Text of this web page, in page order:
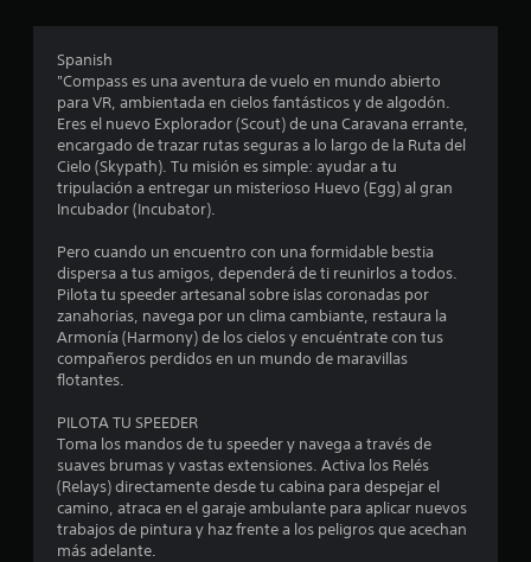
Spanish
"Compass es una aventura de vuelo en mundo abierto
para VR, ambientada en cielos fantásticos y de algodón.
Eres el nuevo Explorador (Scout) de una Caravana errante,
encargado de trazar rutas seguras a lo largo de la Ruta del
Cielo (Skypath). Tu misión es simple: ayudar a tu
tripulación a entregar un misterioso Huevo (Egg) al gran
Incubador (Incubator).
Pero cuando un encuentro con una formidable bestia
dispersa a tus amigos, dependerá de ti reunirlos a todos.
Pilota tu speeder artesanal sobre islas coronadas por
zanahorias, navega por un clima cambiante, restaura la
Armonía (Harmony) de los cielos y encuéntrate con tus
compañeros perdidos en un mundo de maravillas
flotantes.
PILOTA TU SPEEDER
Toma los mandos de tu speeder y navega a través de
suaves brumas y vastas extensiones. Activa los Relés
(Relays) directamente desde tu cabina para despejar el
camino, atraca en el garaje ambulante para aplicar nuevos
trabajos de pintura y haz frente a los peligros que acechan
más adelante.